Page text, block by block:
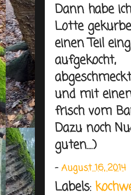
Dann habe
Lotte
einen Teil
aufgekocht,
und mit
frisch vom
Dazu noch
guten....)
-August 16, 2014
Labels: